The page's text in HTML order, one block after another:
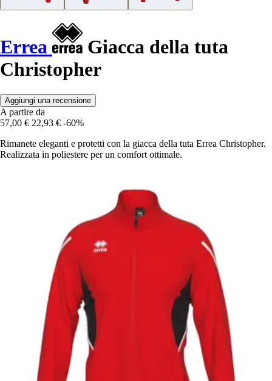
Errea
Giacca della tuta
Christopher
Aggiungi una recensione
A partire da
57,00 € 22,93 € -60%
Rimanete eleganti e protetti con la giacca della tuta Errea Christopher.
Realizzata in poliestere per un comfort ottimale.